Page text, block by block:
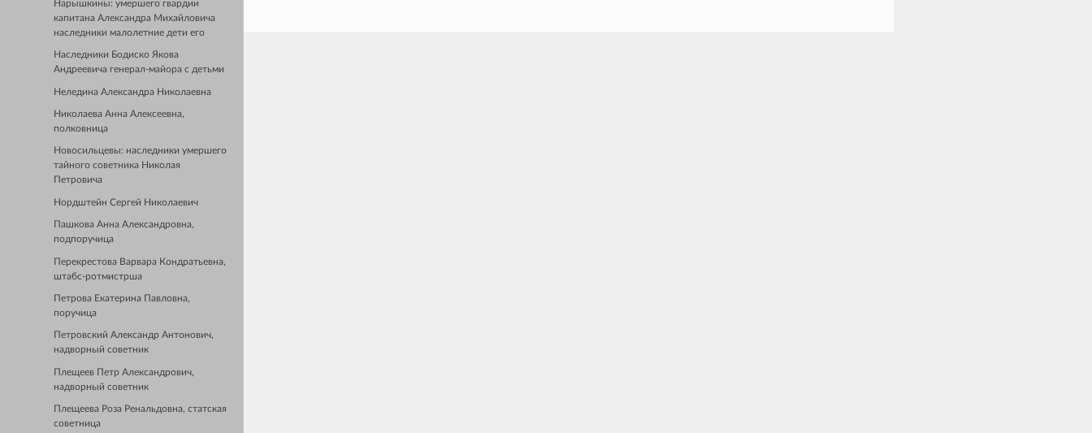
Нарышкины: умершего гвардии
капитана Александра Михайловича
наследники малолетние дети его
Наследники Бодиско Якова
Андреевича генерал-майора с детьми
Неледина Александра Николаевна
Николаева Анна Алексеевна,
полковница
Новосильцевы: наследники умершего
тайного советника Николая
Петровича
Нордштейн Сергей Николаевич
Пашкова Анна Александровна,
подпоручица
Перекрестова Варвара Кондратьевна,
штабс-ротмистрша
Петрова Екатерина Павловна,
поручица
Петровский Александр Антонович,
надворный советник
Плещеев Петр Александрович,
надворный советник
Плещеева Роза Ренальдовна, статская
советница